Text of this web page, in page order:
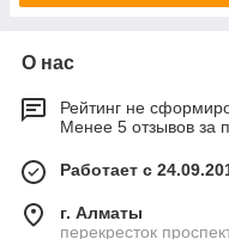
О нас
Рейтинг не
Менее 5 отзывов за
Работает с
г. Алматы
перекресток